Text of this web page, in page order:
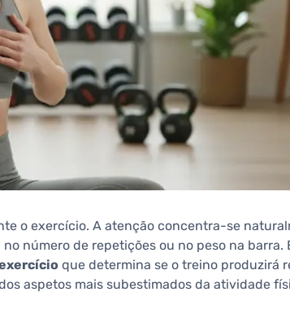
o exercício. A atenção concentra-se
número de repetições ou no peso na barra.
que determina se o treino produzirá
aspetos mais subestimados da atividade